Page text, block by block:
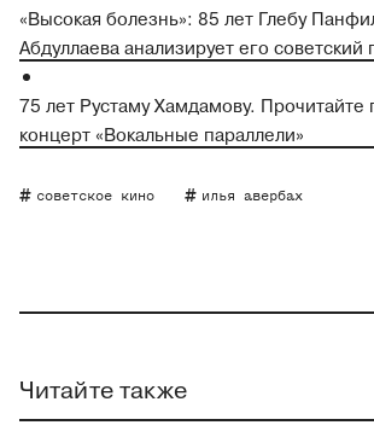
«Высокая болезнь»: 85 лет Глебу
Абдуллаева анализирует его советский
75 лет Рустаму Хамдамову.
концерт «Вокальные параллели»
советское кино илья авербах
Читайте также